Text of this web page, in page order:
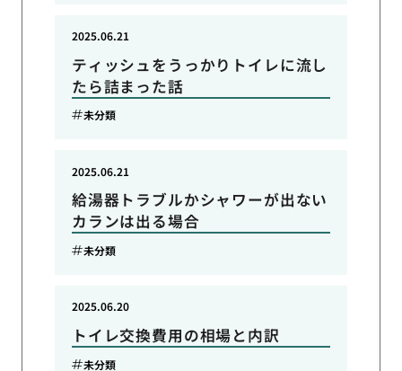
ティッシュをうっかりトイレに流し
たら詰まった話
2025.06.21
未分類
給湯器トラブルかシャワーが出ない
カランは出る場合
2025.06.21
未分類
トイレ交換費用の相場と内訳
2025.06.20
未分類